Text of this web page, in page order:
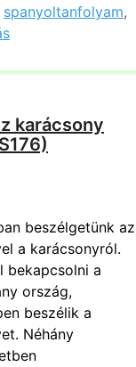
spanyoltanfolyam,
karácsony
beszélgetünk az
a karácsonyról.
bekapcsolni a
ország,
beszélik a
Néhány